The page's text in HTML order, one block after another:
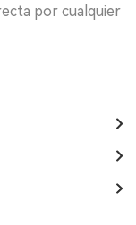
por cualquier